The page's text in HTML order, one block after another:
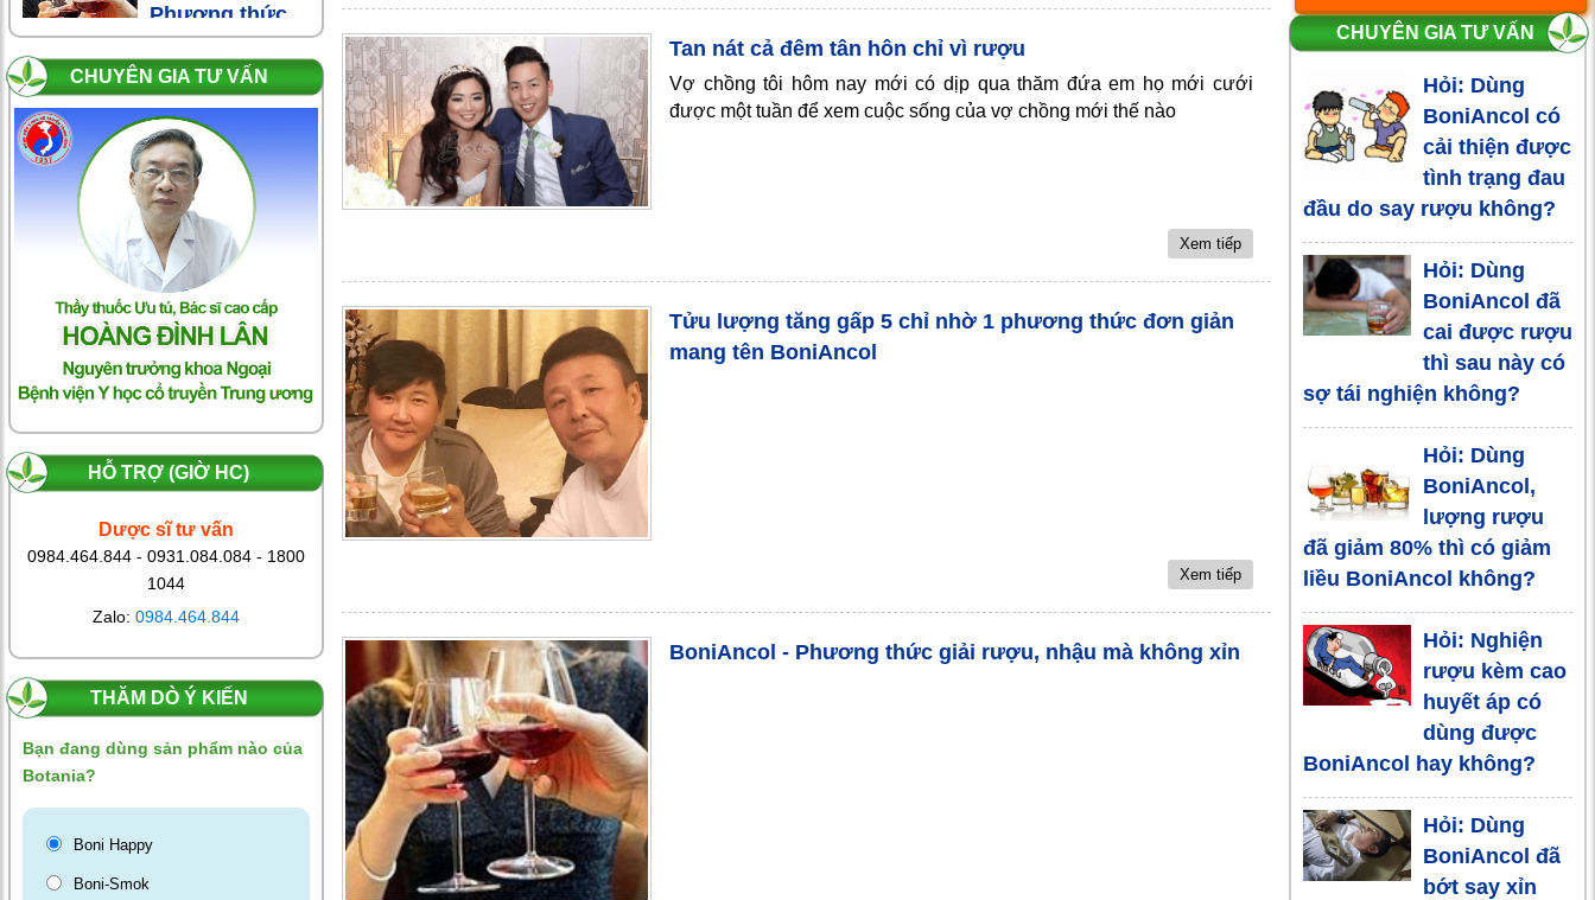
Phương thức
giải rượu, nhậu
mà không xỉn
CHUYÊN GIA TƯ VẤN
HỖ TRỢ (GIỜ HC)
Dược sĩ tư vấn
0984.464.844 - 0931.084.084 - 1800
1044
Zalo: 0984.464.844
THĂM DÒ Ý KIẾN
Bạn đang dùng sản phẩm nào của
Botania?
Boni Happy
Boni-Smok
Tan nát cả đêm tân hôn chỉ vì rượu
Vợ chồng tôi hôm nay mới có dịp qua thăm đứa em họ mới cưới
được một tuần để xem cuộc sống của vợ chồng mới thế nào
Xem tiếp
Tửu lượng tăng gấp 5 chỉ nhờ 1 phương thức đơn giản
mang tên BoniAncol
Xem tiếp
BoniAncol - Phương thức giải rượu, nhậu mà không xỉn
Các loại nước
giải rượu bia
phổ biến
Uống rượu bị
đau đầu:
nguyên nhân
và giải pháp trị đau đầu từ
BoniAncol ? BoniAncol
uống khi nào để hiệu quả
cao nhất?
Điều gì xảy ra
khi phụ nữ
uống rượu
Tổn thương
hệ tim mạch
do nghiện
rượu
Tranh vui
Tết dương
lịch, số ca ngộ
độc rượu tăng
vọt
CHUYÊN GIA TƯ VẤN
Hỏi: Dùng
BoniAncol có
cải thiện được
tình trạng đau
đầu do say rượu không?
Hỏi: Dùng
BoniAncol đã
cai được rượu
thì sau này có
sợ tái nghiện không?
Hỏi: Dùng
BoniAncol,
lượng rượu
đã giảm 80% thì có giảm
liều BoniAncol không?
Hỏi: Nghiện
rượu kèm cao
huyết áp có
dùng được
BoniAncol hay không?
Hỏi: Dùng
BoniAncol đã
bớt say xỉn